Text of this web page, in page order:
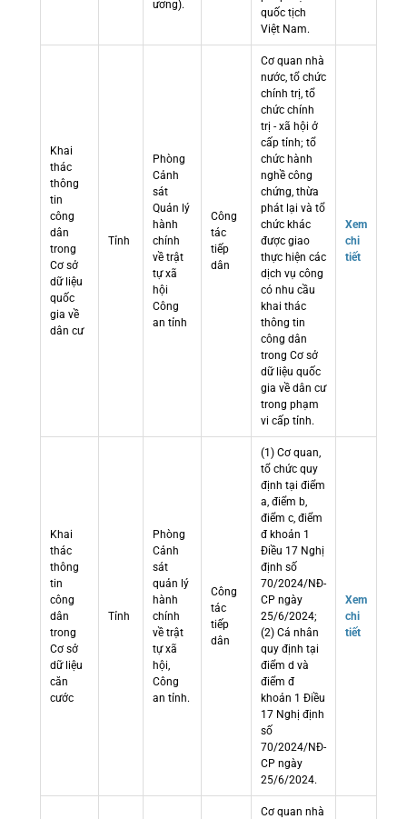
ương).
quốc tịch
Việt Nam.
Khai
thác
thông
tin
công
dân
trong
Cơ sở
dữ liệu
quốc
gia về
dân cư
Tỉnh
Phòng
Cảnh
sát
Quản lý
hành
chính
về trật
tự xã
hội
Công
an tỉnh
Công
tác
tiếp
dân
Cơ quan nhà
nước, tổ chức
chính trị, tổ
chức chính
trị - xã hội ở
cấp tỉnh; tổ
chức hành
nghề công
chứng, thừa
phát lại và tổ
chức khác
được giao
thực hiện các
dịch vụ công
có nhu cầu
khai thác
thông tin
công dân
trong Cơ sở
dữ liệu quốc
gia về dân cư
trong phạm
vi cấp tỉnh.
Xem
chi
tiết
Khai
thác
thông
tin
công
dân
trong
Cơ sở
dữ liệu
căn
cước
Tỉnh
Phòng
Cảnh
sát
quản lý
hành
chính
về trật
tự xã
hội,
Công
an tỉnh.
Công
tác
tiếp
dân
(1) Cơ quan,
tổ chức quy
định tại điểm
a, điểm b,
điểm c, điểm
đ khoản 1
Điều 17 Nghị
định số
70/2024/NĐ-
CP ngày
25/6/2024;
(2) Cá nhân
quy định tại
điểm d và
điểm đ
khoản 1 Điều
17 Nghị định
số
70/2024/NĐ-
CP ngày
25/6/2024.
Xem
chi
tiết
Cơ quan nhà